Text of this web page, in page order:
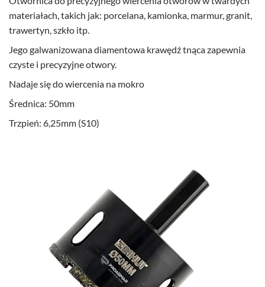
materiałach, takich jak: porcelana, kamionka, marmur, granit,
trawertyn, szkło itp.
Jego galwanizowana diamentowa krawędź tnąca zapewnia
czyste i precyzyjne otwory.
Nadaje się do wiercenia na mokro
Średnica: 50mm
Trzpień: 6,25mm (S10)